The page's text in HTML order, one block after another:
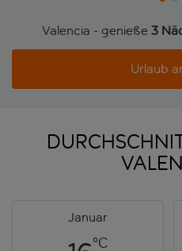
Valencia - genieße 3
Urlaub
Januar
°C